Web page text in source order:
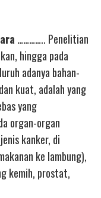
………….. Penelitian
hingga pada
adanya bahan-
kuat, adalah yang
yang
organ-organ
kanker, di
ke lambung),
kemih, prostat,